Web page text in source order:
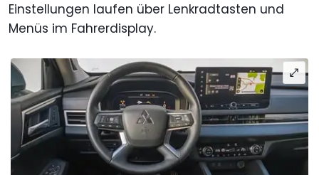
Einstellungen laufen über Lenkradtasten und
Menüs im Fahrerdisplay.